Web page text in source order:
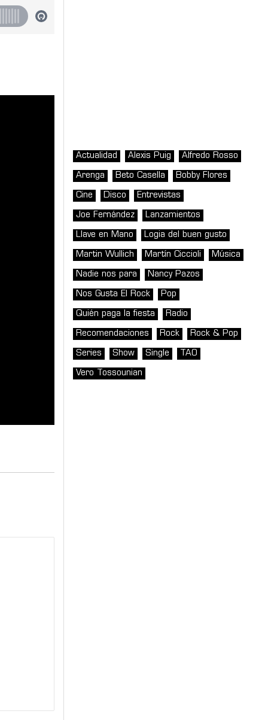
Actualidad Alexis Puig Alfredo Rosso
Arenga Beto Casella Bobby Flores
Cine Disco Entrevistas
Joe Fernández Lanzamientos
Llave en Mano Logia del buen gusto
Martin Wullich Martín Ciccioli Música
Nadie nos para Nancy Pazos
Nos Gusta El Rock Pop
Quién paga la fiesta Radio
Recomendaciones Rock Rock & Pop
Series Show Single TAO
Vero Tossounian